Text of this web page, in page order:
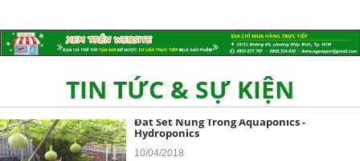
TIN TỨC & SỰ KIỆN
Chọn ?
20/11/2018
Đất Sét Nung Trồng Aquaponics -
Hydroponics
10/04/2018